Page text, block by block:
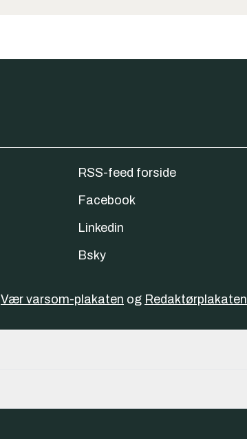
RSS-feed forside
Facebook
Linkedin
Bsky
Vær varsom-plakaten og Redaktørplakaten